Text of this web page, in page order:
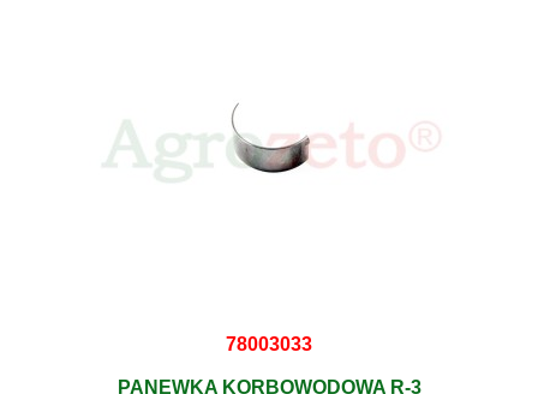
78003033
PANEWKA KORBOWODOWA R-3